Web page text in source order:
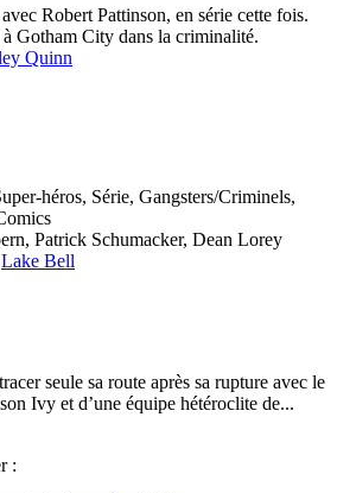
Robert Pattinson, en série cette fois.
Gotham City dans la criminalité.
héros, Série, Gangsters/Criminels,
Patrick Schumacker, Dean Lorey
Lake Bell
seule sa route après sa rupture avec le
Ivy et d’une équipe hétéroclite de...
: